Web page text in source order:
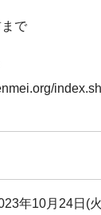
で
年10月24日(